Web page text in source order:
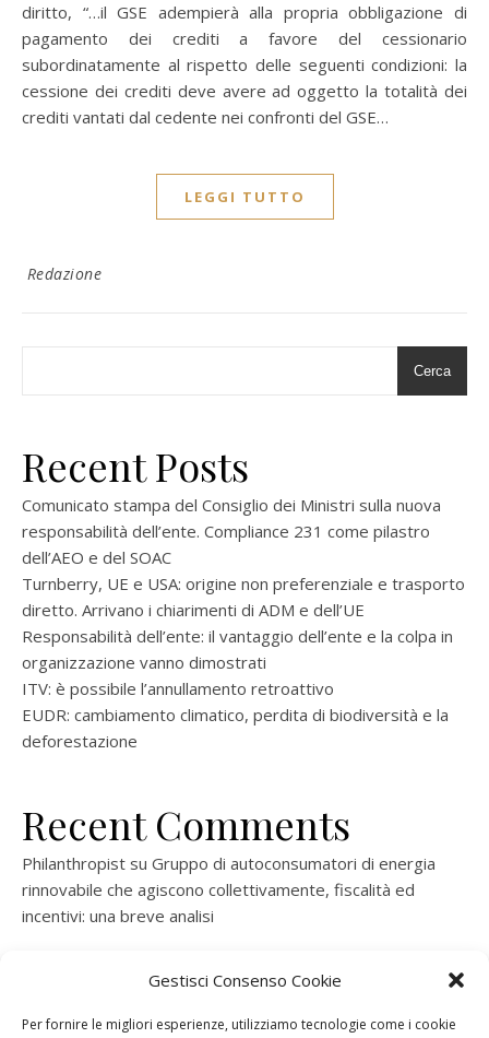
Gestisci Consenso Cookie
Per fornire le migliori esperienze, utilizziamo tecnologie come i cookie
diritto, “…il GSE adempierà alla propria obbligazione di
pagamento dei crediti a favore del cessionario
subordinatamente al rispetto delle seguenti condizioni: la
cessione dei crediti deve avere ad oggetto la totalità dei
crediti vantati dal cedente nei confronti del GSE…
LEGGI TUTTO
Redazione
Cerca
Recent Posts
Comunicato stampa del Consiglio dei Ministri sulla nuova
responsabilità dell’ente. Compliance 231 come pilastro
dell’AEO e del SOAC
Turnberry, UE e USA: origine non preferenziale e trasporto
diretto. Arrivano i chiarimenti di ADM e dell’UE
Responsabilità dell’ente: il vantaggio dell’ente e la colpa in
organizzazione vanno dimostrati
ITV: è possibile l’annullamento retroattivo
EUDR: cambiamento climatico, perdita di biodiversità e la
deforestazione
Recent Comments
Philanthropist su Gruppo di autoconsumatori di energia
rinnovabile che agiscono collettivamente, fiscalità ed
incentivi: una breve analisi
rinnovabile che agiscono collettivamente, fiscalità ed